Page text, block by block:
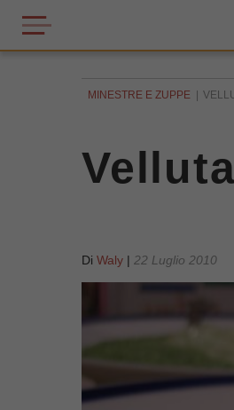
MINESTRE E ZUPPE
Di Waly | 22 Luglio 2010